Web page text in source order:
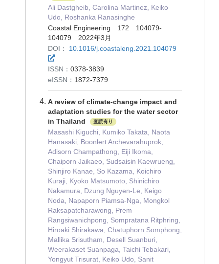
Ali Dastgheib, Carolina Martinez, Keiko
Udo, Roshanka Ranasinghe
Coastal Engineering 172 104079-
104079 2022年3月
DOI：
10.1016/j.coastaleng.2021.104079
ISSN： 0378-3839
eISSN： 1872-7379
A review of climate-change impact and
adaptation studies for the water sector
in Thailand
査読有り
Masashi Kiguchi, Kumiko Takata, Naota
Hanasaki, Boonlert Archevarahuprok,
Adisorn Champathong, Eiji Ikoma,
Chaiporn Jaikaeo, Sudsaisin Kaewrueng,
Shinjiro Kanae, So Kazama, Koichiro
Kuraji, Kyoko Matsumoto, Shinichiro
Nakamura, Dzung Nguyen-Le, Keigo
Noda, Napaporn Piamsa-Nga, Mongkol
Raksapatcharawong, Prem
Rangsiwanichpong, Sompratana Ritphring,
Hiroaki Shirakawa, Chatuphorn Somphong,
Mallika Srisutham, Desell Suanburi,
Weerakaset Suanpaga, Taichi Tebakari,
Yongyut Trisurat, Keiko Udo, Sanit